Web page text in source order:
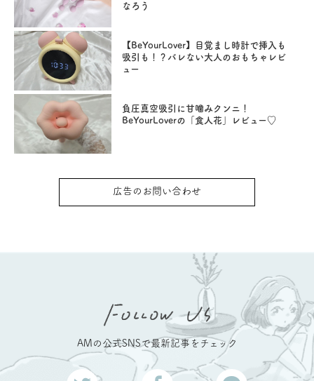
なろう
【BeYourLover】目覚まし時計で挿入も
吸引も！？バレない大人のおもちゃレビ
ュー
負圧真空吸引に甘噛みクンニ！
BeYourLoverの「食人花」レビュー♡
広告のお問い合わせ
AMの公式SNSで最新記事をチェック